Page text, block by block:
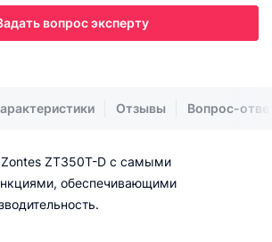
вопрос эксперту
Отзывы Вопрос-
Zontes ZT350T-D c самыми
обеспечивающими